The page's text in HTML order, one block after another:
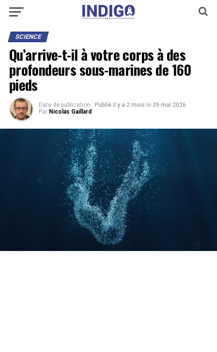
SCIENCE
Qu’arrive-t-il à votre corps à des
profondeurs sous-marines de 160
pieds
Date de publication : Publié il y a 2 mois le 29 mai 2026
Par Nicolas Gaillard